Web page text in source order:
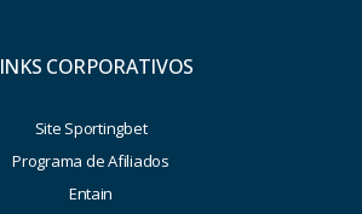
CORPORATIVOS
Site Sportingbet
Programa de Afiliados
Entain